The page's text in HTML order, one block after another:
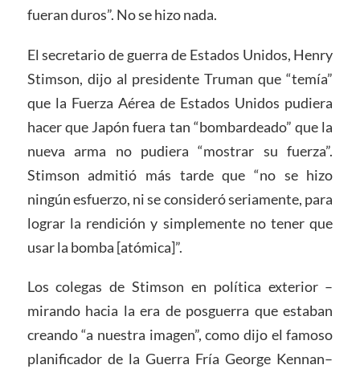
fueran duros”. No se hizo nada.
El secretario de guerra de Estados Unidos, Henry
Stimson, dijo al presidente Truman que “temía”
que la Fuerza Aérea de Estados Unidos pudiera
hacer que Japón fuera tan “bombardeado” que la
nueva arma no pudiera “mostrar su fuerza”.
Stimson admitió más tarde que “no se hizo
ningún esfuerzo, ni se consideró seriamente, para
lograr la rendición y simplemente no tener que
usar la bomba [atómica]”.
Los colegas de Stimson en política exterior –
mirando hacia la era de posguerra que estaban
creando “a nuestra imagen”, como dijo el famoso
planificador de la Guerra Fría George Kennan–